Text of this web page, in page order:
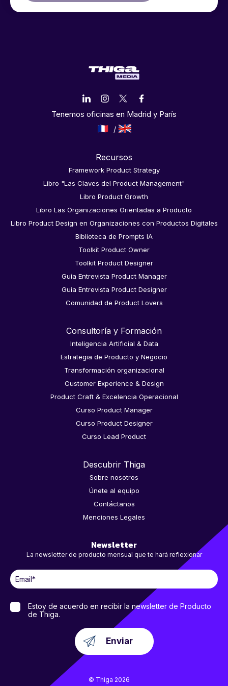
Tenemos oficinas en Madrid y París
Recursos
Framework Product Strategy
Libro "Las Claves del Product Management"
Libro Product Growth
Libro Las Organizaciones Orientadas a Producto
Libro Product Design en Organizaciones con Productos Digitales
Biblioteca de Prompts IA
Toolkit Product Owner
Toolkit Product Designer
Guía Entrevista Product Manager
Guía Entrevista Product Designer
Comunidad de Product Lovers
Consultoría y Formación
Inteligencia Artificial & Data
Estrategia de Producto y Negocio
Transformación organizacional
Customer Experience & Design
Product Craft & Excelencia Operacional
Curso Product Manager
Curso Product Designer
Curso Lead Product
Descubrir Thiga
Sobre nosotros
Únete al equipo
Contáctanos
Menciones Legales
Newsletter
La newsletter de producto mensual que te hará reflexionar
Estoy de acuerdo en recibir la newsletter de Producto
de Thiga.
© Thiga 2026